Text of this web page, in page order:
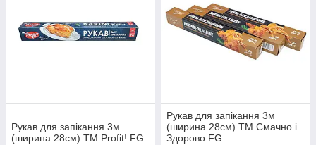
Рукав для запікання 3м
(ширина 28см) ТМ Profit! FG
Рукав для запікання 3м
(ширина 28см) ТМ Смачно і
Здорово FG